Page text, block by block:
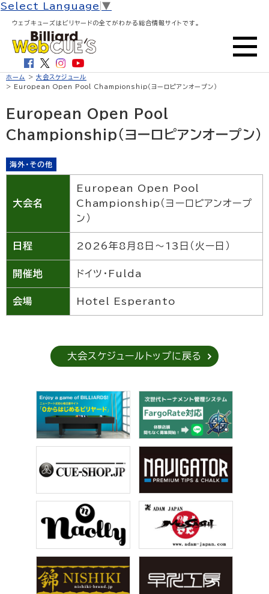
Select Language ▼
ウェブキューズはビリヤードの全てがわかる総合情報サイトです。
ホーム > 大会スケジュール
> European Open Pool Championship（ヨーロピアンオープン）
European Open Pool
Championship（ヨーロピアンオープン）
海外・その他
大会名
European Open Pool
Championship（ヨーロピアンオープ
ン）
日程 2026年8月8日〜13日（火ー日）
開催地 ドイツ・Fulda
会場 Hotel Esperanto
大会スケジュールトップに戻る